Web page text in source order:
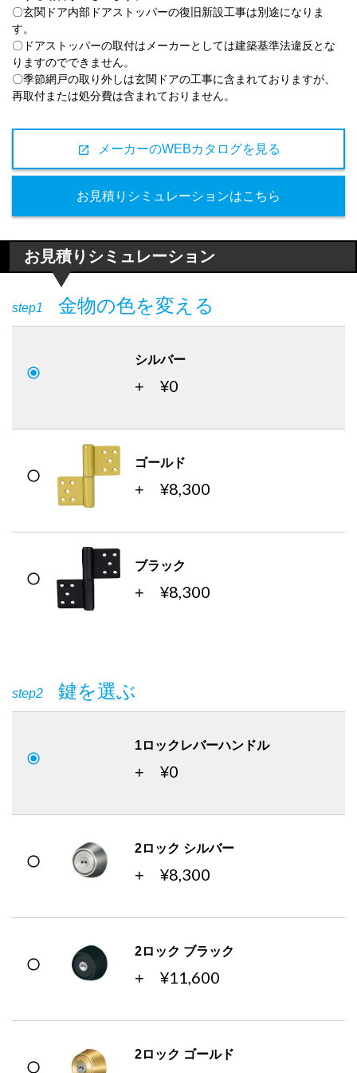
〇玄関ドア内部ドアストッパーの復旧新設工事は別途になりま
す。
〇ドアストッパーの取付はメーカーとしては建築基準法違反とな
りますのでできません。
〇季節網戸の取り外しは玄関ドアの工事に含まれておりますが、
再取付または処分費は含まれておりません。
open_in_new メーカーのWEBカタログを見る
お見積りシミュレーションはこちら
お見積りシミュレーション
step1 金物の色を変える
シルバー
+ ¥0
ゴールド
+ ¥8,300
ブラック
+ ¥8,300
step2 鍵を選ぶ
1ロックレバーハンドル
+ ¥0
2ロック シルバー
+ ¥8,300
2ロック ブラック
+ ¥11,600
2ロック ゴールド